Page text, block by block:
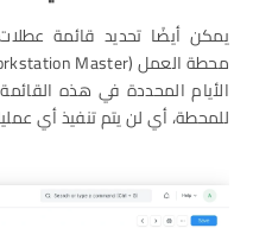
يمكن أيضًا تحديد قائمة
محطة العمل (Workstation Master).
الأيام المحددة في هذه
للمحطة، أي لن يتم تنفيذ أي